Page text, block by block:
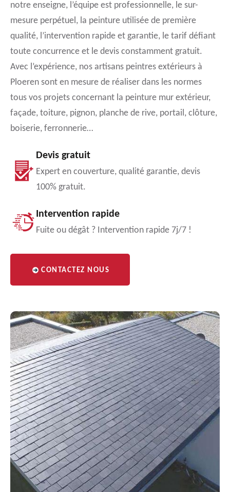
notre enseigne, l’équipe est professionnelle, le sur-
mesure perpétuel, la peinture utilisée de première
qualité, l’intervention rapide et garantie, le tarif défiant
toute concurrence et le devis constamment gratuit.
Avec l’expérience, nos artisans peintres extérieurs à
Ploeren sont en mesure de réaliser dans les normes
tous vos projets concernant la peinture mur extérieur,
façade, toiture, pignon, planche de rive, portail, clôture,
boiserie, ferronnerie…
Devis gratuit
Expert en couverture, qualité garantie, devis
100% gratuit.
Intervention rapide
Fuite ou dégât ? Intervention rapide 7j/7 !
CONTACTEZ NOUS